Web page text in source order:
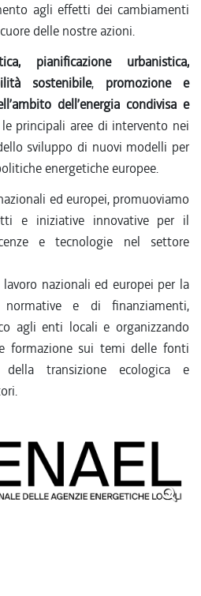
agli effetti dei cambiamenti
delle nostre azioni.
pianificazione urbanistica,
sostenibile, promozione e
dell’energia condivisa e
principali aree di intervento nei
sviluppo di nuovi modelli per
energetiche europee.
ed europei, promuoviamo
e iniziative innovative per il
e tecnologie nel settore
nazionali ed europei per la
e di finanziamenti,
agli enti locali e organizzando
formazione sui temi delle fonti
della transizione ecologica e